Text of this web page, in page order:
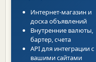
Интернет-магазин и
доска объявлений
Внутренние валюты,
бартер, счета
API для интеграции с
вашими сайтами